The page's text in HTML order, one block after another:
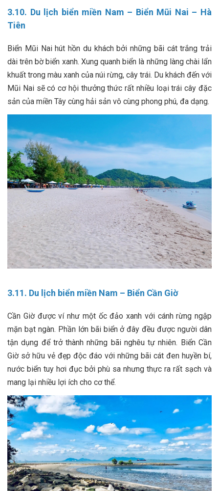
3.10. Du lịch biển miền Nam – Biển Mũi Nai – Hà
Tiên
Biển Mũi Nai hút hồn du khách bởi những bãi cát trắng trải
dài trên bờ biển xanh. Xung quanh biển là những làng chài lẩn
khuất trong màu xanh của núi rừng, cây trái. Du khách đến với
Mũi Nai sẽ có cơ hội thưởng thức rất nhiều loại trái cây đặc
sản của miền Tây cùng hải sản vô cùng phong phú, đa dạng.
3.11. Du lịch biển miền Nam – Biển Cần Giờ
Cần Giờ được ví như một ốc đảo xanh với cánh rừng ngập
mặn bạt ngàn. Phần lớn bãi biển ở đây đều được người dân
tận dụng để trở thành những bãi nghêu tự nhiên. Biển Cần
Giờ sở hữu vẻ đẹp độc đáo với những bãi cát đen huyền bí,
nước biển tuy hơi đục bởi phù sa nhưng thực ra rất sạch và
mang lại nhiều lợi ích cho cơ thể.